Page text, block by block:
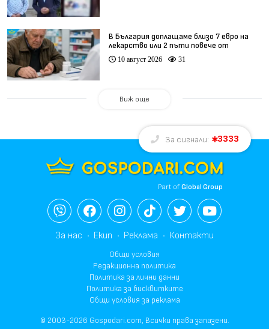
В България доплащаме близо 7 евро на
лекарство или 2 пъти повече от
средното за ЕС
10 август 2026 31
Виж още
За сигнали: 3333
Part ofGlobal Group
За нас Екип Реклама Контакти
Общи условия
Редакционна политика
Политика за лични данни
Политика за бисквитките
Общи условия за реклама
© 2003-2026 Gospodari.com, Всички права запазени.